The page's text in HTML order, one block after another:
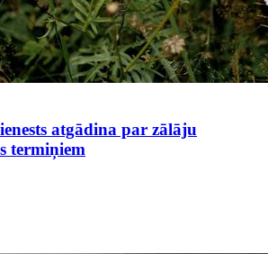
atgādina par zālāju
termiņiem